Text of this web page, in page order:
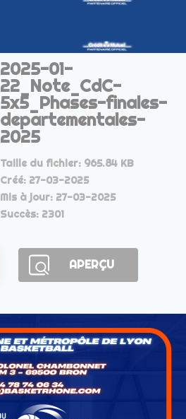
2025-01-
22_Note_CdC-
5x5_Phases-finales-
departementales-
2025
Taille du fichier: 965.84 KB
Créé: 27-03-2025
Mis à jour: 27-03-2025
Succès: 2301
APERÇU